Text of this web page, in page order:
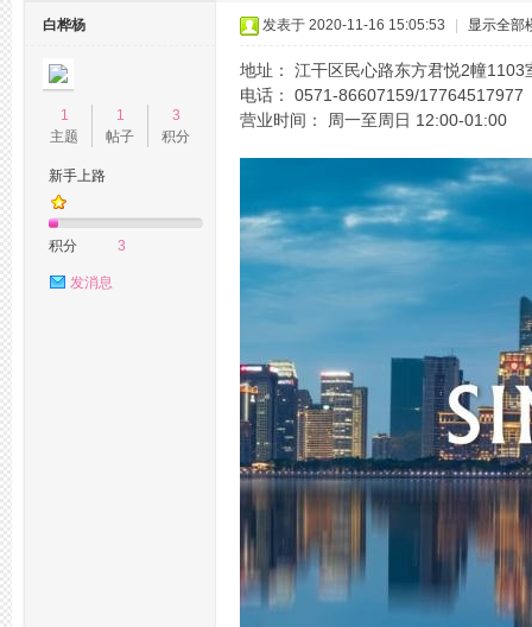
白桦杨
1
主题
1
帖子
3
积分
新手上路
积分 3
发消息
发表于 2020-11-16 15:05:53 显示全部
地址： 江干区民心路东方君悦2幢1103
电话： 0571-86607159/17764517977
营业时间： 周一至周日 12:00-01:00